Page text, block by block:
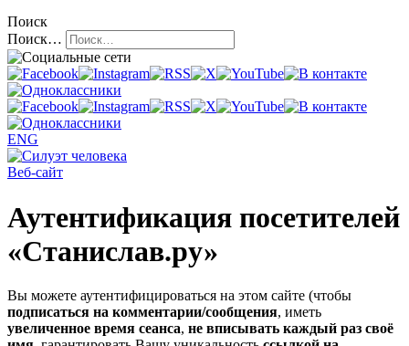
Поиск
Поиск…
ENG
Веб-сайт
Аутентификация посетителей
«Станислав.ру»
Вы можете аутентифицироваться на этом сайте (чтобы
подписаться на комментарии/сообщения, иметь
увеличенное время сеанса, не вписывать каждый раз своё